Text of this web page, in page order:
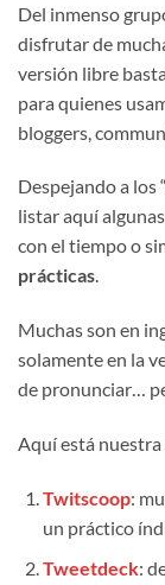
Del inmenso
disfrutar de
versión libre
para quienes
bloggers,
Despejando a los
listar aquí
con el tiempo o
prácticas.
Muchas son en
solamente en la
de pronunciar…
Aquí está
Twitscoop:
un práctico
Tweetdeck: